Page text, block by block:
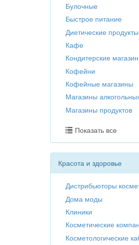
Булочные
Быстрое питание
Диетические продукты
Кафе
Кондитерские
Кофейни
Кофейные магазины
Магазины
Магазины продуктов
Показать все
Красота и здоровье
Дистрибьюторы
Дома моды
Клиники
Косметические
Косметологические